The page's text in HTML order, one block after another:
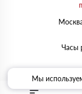
Часы
Мы